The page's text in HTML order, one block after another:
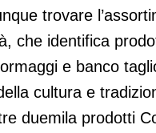
trovare
che identifica
e banco
cultura e
duemila prodotti